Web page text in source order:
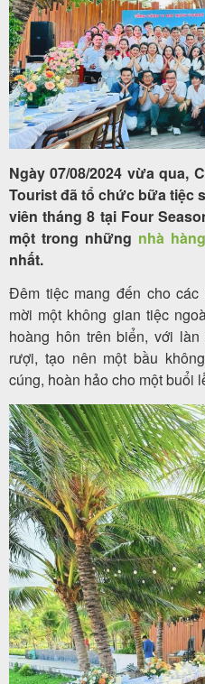
Phú
Yên
Tour
trong
nước
Combo
Nhơn
Lịch
khởi
hành
Tin
du
lịch
Về
Quy
Ngày 07/08/2024 vừa qua,
Tourist đã tổ chức bữa tiệc
viên tháng 8 tại Four
một trong những nhà
nhất.
Đêm tiệc mang đến cho
mời một không gian tiệc
hoàng hôn trên biển, với
rượi, tạo nên một bầu
cúng, hoàn hảo cho một buổi